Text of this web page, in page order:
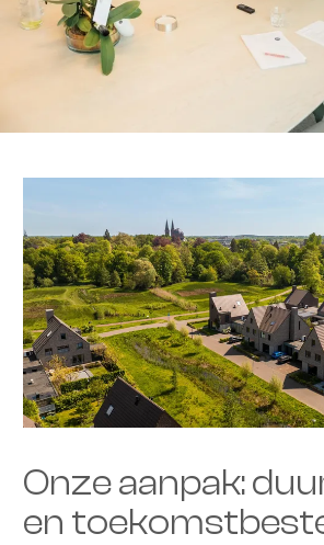
Onze aanpak:
en